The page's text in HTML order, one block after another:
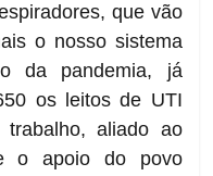
que vão
o nosso sistema
da pandemia, já
os leitos de UTI
aliado ao
o apoio do povo